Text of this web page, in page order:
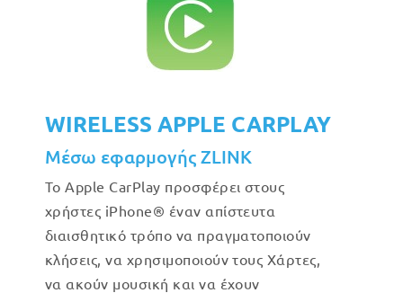
WIRELESS APPLE CARPLAY
Μέσω εφαρμογής ZLINK
Το Apple CarPlay προσφέρει στους
χρήστες iPhone® έναν απίστευτα
διαισθητικό τρόπο να πραγματοποιούν
κλήσεις, να χρησιμοποιούν τους Χάρτες,
να ακούν μουσική και να έχουν